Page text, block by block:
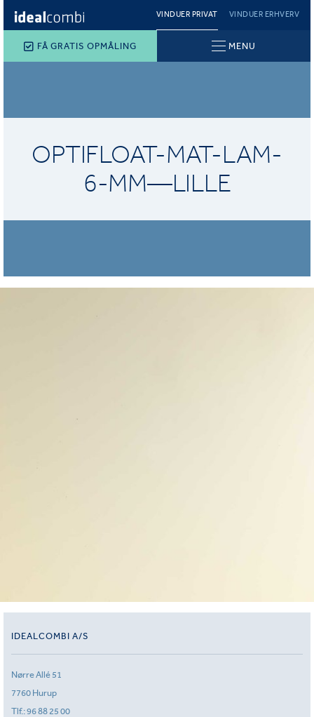
VINDUER PRIVAT VINDUER ERHVERV
FÅ GRATIS OPMÅLING MENU
OPTIFLOAT-MAT-LAM-
6-MM—LILLE
IDEALCOMBI A/S
Nørre Allé 51
7760 Hurup
Tlf.:96 88 25 00